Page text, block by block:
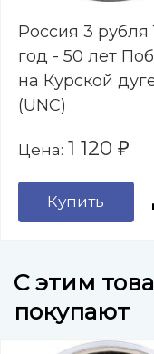
Россия 3 рубля
год - 50 лет
на Курской
(UNC)
Цена: 1 120 ₽
Купить
C этим
покупают